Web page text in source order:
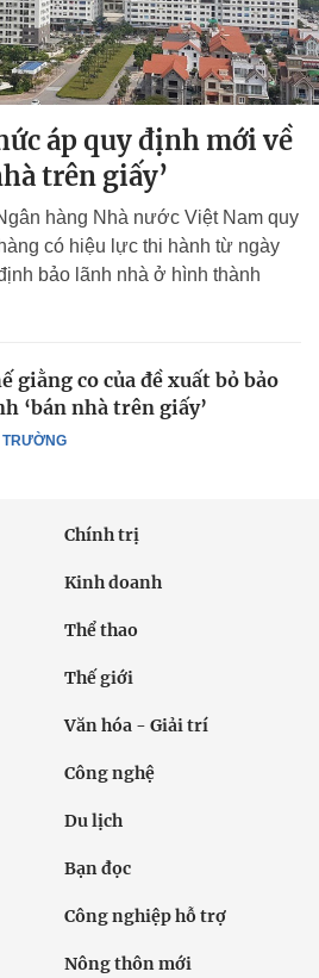
áp quy định mới về
trên giấy’
hàng Nhà nước Việt Nam quy
có hiệu lực thi hành từ ngày
bảo lãnh nhà ở hình thành
TRƯỜNG
giằng co của đề xuất bỏ bảo
‘bán nhà trên giấy’
Chính trị
Kinh doanh
Thể thao
Thế giới
Văn hóa - Giải trí
Công nghệ
Du lịch
Bạn đọc
Công nghiệp hỗ trợ
Nông thôn mới